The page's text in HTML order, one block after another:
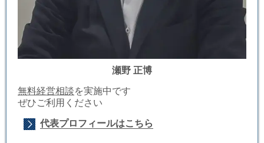
瀬野 正博
無料経営相談を実施中です
ぜひご利用ください
代表プロフィールはこちら